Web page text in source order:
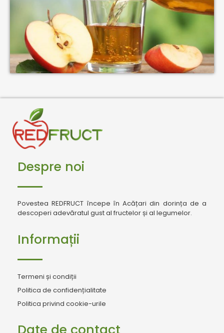
Despre noi
Povestea REDFRUCT începe în Acățari din dorința de a
descoperi adevăratul gust al fructelor și al legumelor.
Informații
Termeni și condiții
Politica de confidențialitate
Politica privind cookie-urile